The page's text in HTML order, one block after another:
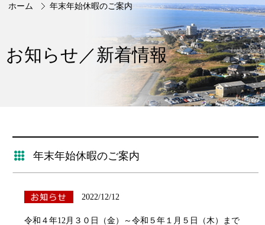
ホーム 年末年始休暇のご案内
お知らせ／新着情報
年末年始休暇のご案内
2022/12/12
令和４年12月３０日（金）～令和５年１月５日（木）まで